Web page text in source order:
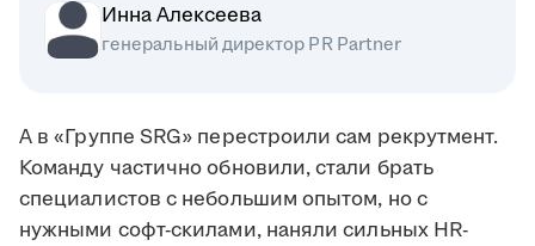
Инна Алексеева
генеральный директор PR Partner
А в «Группе SRG» перестроили сам рекрутмент.
Команду частично обновили, стали брать
специалистов с небольшим опытом, но с
нужными софт-скилами, наняли сильных HR-